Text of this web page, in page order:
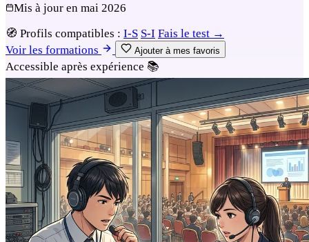
Mis à jour en mai 2026
🧭 Profils compatibles : I-S S-I Fais le test →
Voir les formations
Ajouter à mes favoris
Accessible après expérience 📚